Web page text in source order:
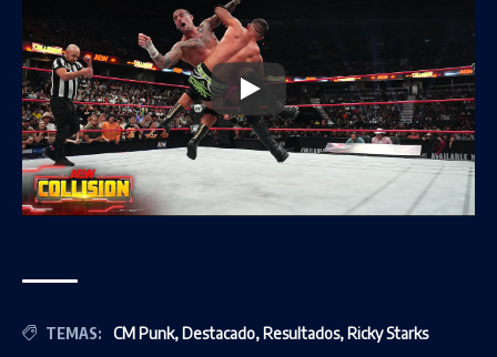
TEMAS: CM Punk,Destacado,Resultados,Ricky Starks